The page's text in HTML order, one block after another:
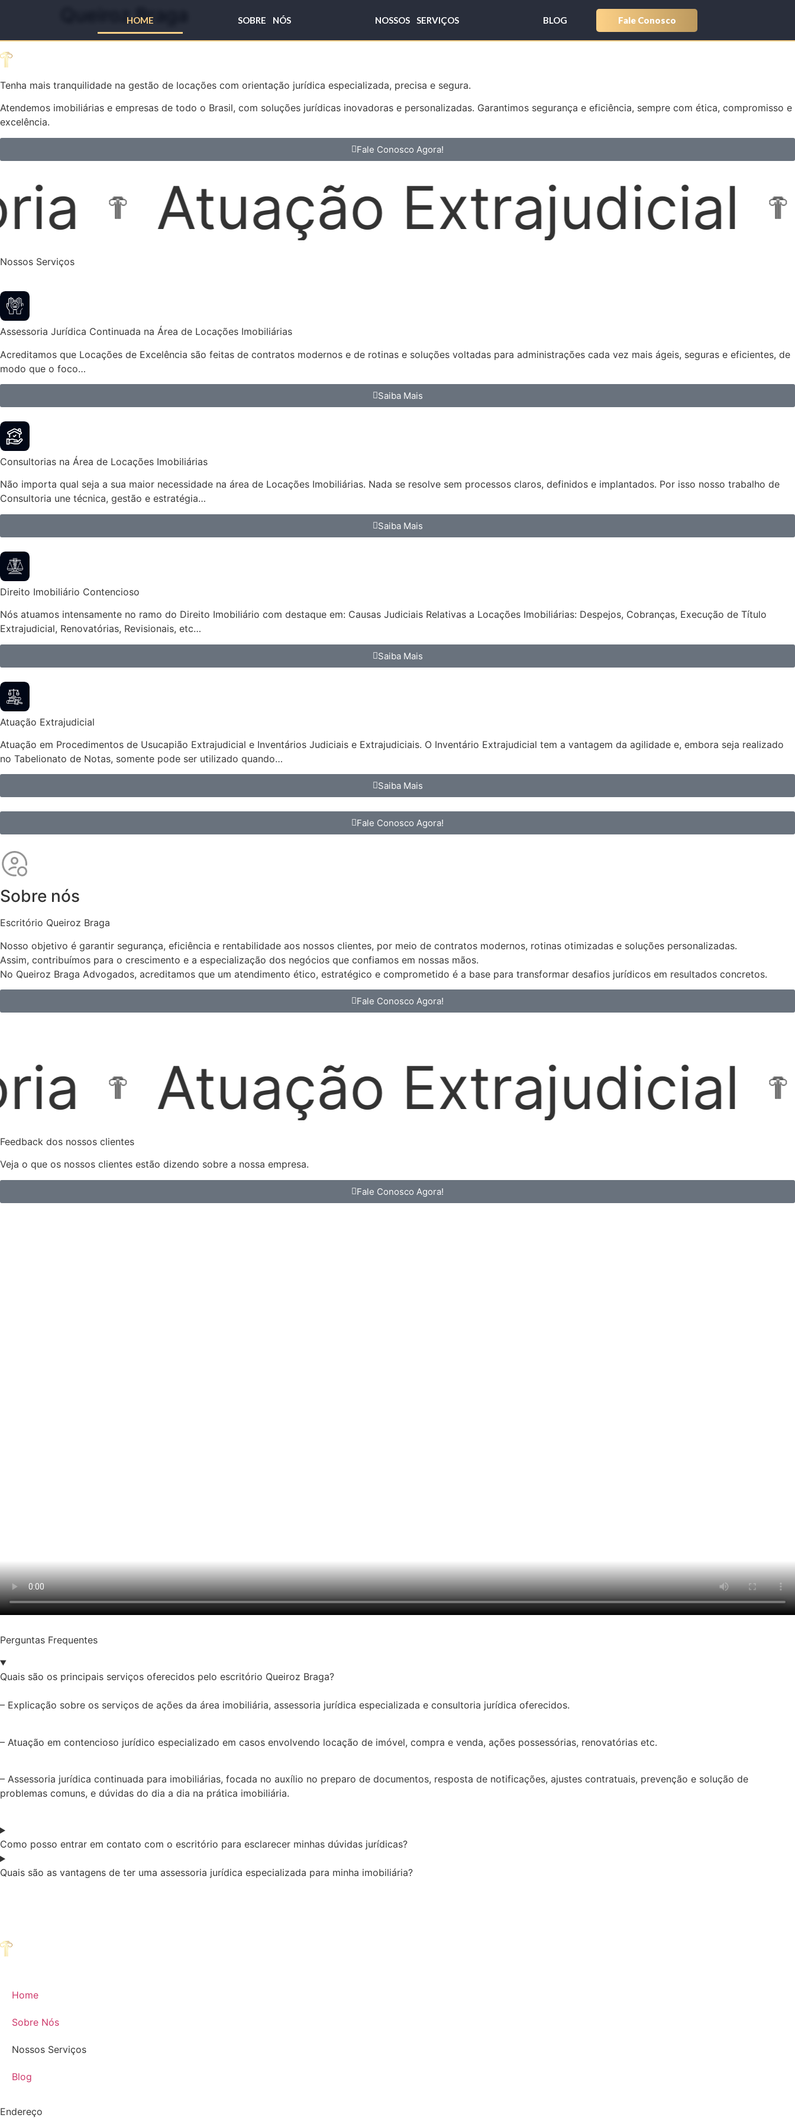
HOME SOBRE NÓS NOSSOS SERVIÇOS BLOG Fale Conosco
Queiroz Braga
Tenha mais tranquilidade na gestão de locações com orientação jurídica especializada, precisa e segura.
Atendemos imobiliárias e empresas de todo o Brasil, com soluções jurídicas inovadoras e personalizadas. Garantimos segurança e eficiência, sempre com ética, compromisso e
excelência.
Fale Conosco Agora!
Extrajudicial
Nossos Serviços
Assessoria Jurídica Continuada na Área de Locações Imobiliárias
Acreditamos que Locações de Excelência são feitas de contratos modernos e de rotinas e soluções voltadas para administrações cada vez mais ágeis, seguras e eficientes, de
modo que o foco…
Saiba Mais
Consultorias na Área de Locações Imobiliárias
Não importa qual seja a sua maior necessidade na área de Locações Imobiliárias. Nada se resolve sem processos claros, definidos e implantados. Por isso nosso trabalho de
Consultoria une técnica, gestão e estratégia…
Saiba Mais
Direito Imobiliário Contencioso
Nós atuamos intensamente no ramo do Direito Imobiliário com destaque em: Causas Judiciais Relativas a Locações Imobiliárias: Despejos, Cobranças, Execução de Título
Extrajudicial, Renovatórias, Revisionais, etc…
Saiba Mais
Atuação Extrajudicial
Atuação em Procedimentos de Usucapião Extrajudicial e Inventários Judiciais e Extrajudiciais. O Inventário Extrajudicial tem a vantagem da agilidade e, embora seja realizado
no Tabelionato de Notas, somente pode ser utilizado quando…
Saiba Mais
Fale Conosco Agora!
Sobre nós
Escritório Queiroz Braga
Nosso objetivo é garantir segurança, eficiência e rentabilidade aos nossos clientes, por meio de contratos modernos, rotinas otimizadas e soluções personalizadas.
Assim, contribuímos para o crescimento e a especialização dos negócios que confiamos em nossas mãos.
No Queiroz Braga Advogados, acreditamos que um atendimento ético, estratégico e comprometido é a base para transformar desafios jurídicos em resultados concretos.
Fale Conosco Agora!
Extrajudicial
Feedback dos nossos clientes
Veja o que os nossos clientes estão dizendo sobre a nossa empresa.
Fale Conosco Agora!
Perguntas Frequentes
Quais são os principais serviços oferecidos pelo escritório Queiroz Braga?
– Explicação sobre os serviços de ações da área imobiliária, assessoria jurídica especializada e consultoria jurídica oferecidos.
– Atuação em contencioso jurídico especializado em casos envolvendo locação de imóvel, compra e venda, ações possessórias, renovatórias etc.
– Assessoria jurídica continuada para imobiliárias, focada no auxílio no preparo de documentos, resposta de notificações, ajustes contratuais, prevenção e solução de
problemas comuns, e dúvidas do dia a dia na prática imobiliária.
Como posso entrar em contato com o escritório para esclarecer minhas dúvidas jurídicas?
Quais são as vantagens de ter uma assessoria jurídica especializada para minha imobiliária?
Home
Sobre Nós
Nossos Serviços
Blog
Endereço